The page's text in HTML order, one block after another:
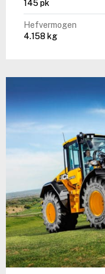
145 pk
Hefvermogen
4.158 kg